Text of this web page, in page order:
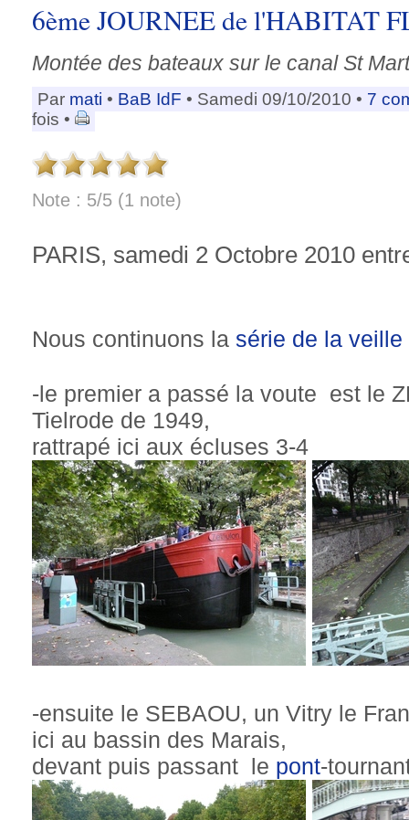
6ème JOURNEE de l'HABITAT
Montée des bateaux sur le canal St
Par mati • BaB IdF • Samedi 09/10/2010 • 7
fois •
Note : 5/5 (1 note)
PARIS, samedi 2 Octobre 2010
Nous continuons la série de la veille
-le premier a passé la voute est le
Tielrode de 1949,
rattrapé ici aux écluses 3-4
-ensuite le SEBAOU, un Vitry le
ici au bassin des Marais,
devant puis passant le pont-